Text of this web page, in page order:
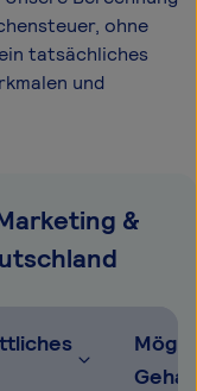
ohne
tatsächliches
und
&